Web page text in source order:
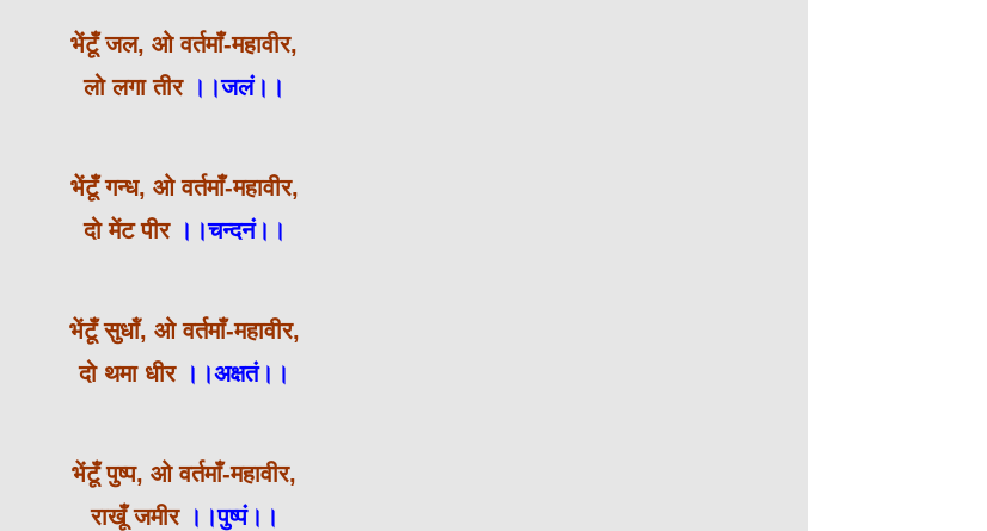
भेंटूँ जल, ओ वर्तमाँ-महावीर,
लो लगा तीर ।।जलं।।
भेंटूँ गन्ध, ओ वर्तमाँ-महावीर,
दो मेंट पीर ।।चन्दनं।।
भेंटूँ सुधॉं, ओ वर्तमाँ-महावीर,
दो थमा धीर ।।अक्षतं।।
भेंटूँ पुष्प, ओ वर्तमाँ-महावीर,
राखूँ जमीर ।।पुष्पं।।